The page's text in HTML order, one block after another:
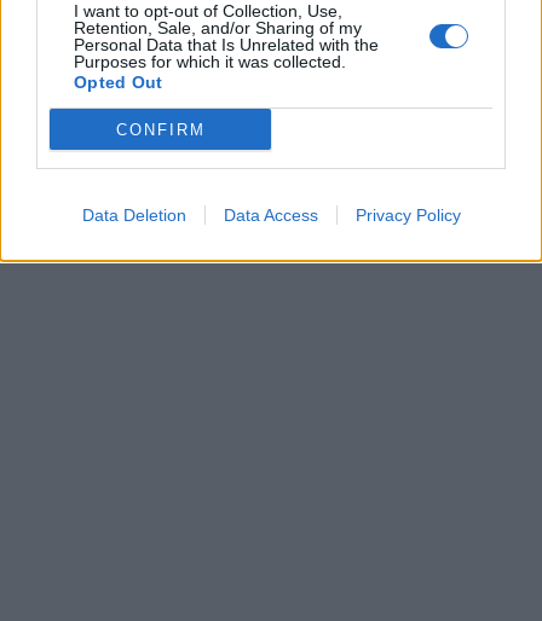
I want to opt-out of Collection, Use,
Retention, Sale, and/or Sharing of my
Personal Data that Is Unrelated with the
Purposes for which it was collected.
Opted Out
CONFIRM
Data Deletion Data Access Privacy Policy